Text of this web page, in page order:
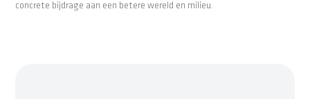
concrete bijdrage aan een betere wereld en milieu.